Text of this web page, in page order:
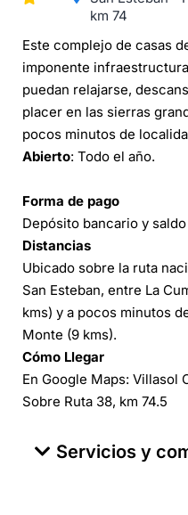
km 74
Este complejo de casas
imponente
puedan relajarse,
placer en las sierras
pocos minutos de
Abierto: Todo el año.
Forma de pago
Depósito bancario y
Distancias
Ubicado sobre la ruta
San Esteban, entre La
kms) y a pocos minutos
Monte (9 kms).
Cómo Llegar
En Google Maps: Villasol
Sobre Ruta 38, km 74.5
Servicios y